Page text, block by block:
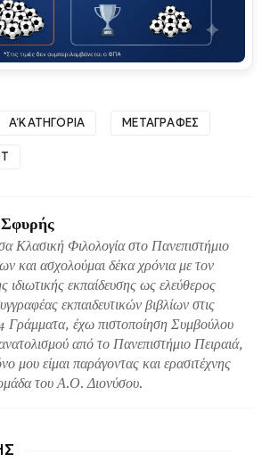
Α΄ ΚΑΤΗΓΟΡΙΑ ΜΕΤΑΓΡΑΦΕΣ
Κλασική Φιλολογία στο Πανεπιστήμιο
και ασχολούμαι δέκα χρόνια με τον
ιδιωτικής εκπαίδευσης ως ελεύθερος
εκπαιδευτικών βιβλίων στις
έχω πιστοποίηση Συμβούλου
από το Πανεπιστήμιο Πειραιά,
μου είμαι παράγοντας και ερασιτέχνης
του Α.Ο. Διονύσου.